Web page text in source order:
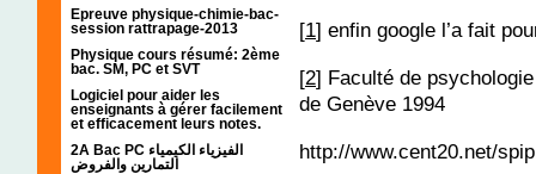
Epreuve physique-chimie-bac-
session rattrapage-2013
Physique cours résumé: 2ème
bac. SM, PC et SVT
Logiciel pour aider les
enseignants à gérer facilement
et efficacement leurs notes.
2A Bac PC الفيزياء الكيمياء
التمارين والفروض
[1] enfin google l’a fait
[2] Faculté de
de Genève 1994
http://www.cent20.net/